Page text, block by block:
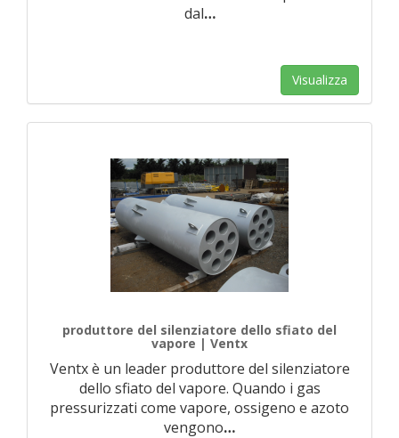
dal…
Visualizza
produttore del silenziatore dello sfiato del
vapore | Ventx
Ventx è un leader produttore del silenziatore
dello sfiato del vapore. Quando i gas
pressurizzati come vapore, ossigeno e azoto
vengono…